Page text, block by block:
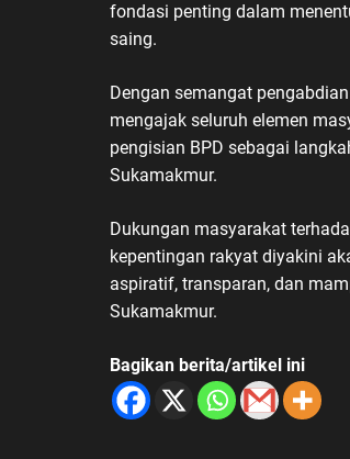
fondasi penting dalam
saing.
Dengan semangat
mengajak seluruh elemen
pengisian BPD sebagai
Sukamakmur.
Dukungan masyarakat
kepentingan rakyat diyakini
aspiratif, transparan, dan
Sukamakmur.
Bagikan berita/artikel ini